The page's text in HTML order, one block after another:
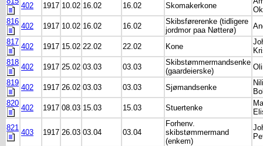
402 1917 10.02 16.02 16.02 Skomakerkone
816
402 1917 10.02 16.02 16.02
Skibsførerenke (tidligere
jordmor paa Nøtterø)
817
402 1917 15.02 22.02 22.02 Kone
818
402 1917 25.02 03.03 03.03
Skibstømmermandsenke
(gaardeierske)
819
402 1917 26.02 03.03 03.03 Sjømandsenke
820
402 1917 08.03 15.03 15.03 Stuertenke
821
403 1917 26.03 03.04 03.04
Forhenv.
skibstømmermand
(enkem)